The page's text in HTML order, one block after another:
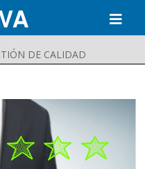
DE CALIDAD